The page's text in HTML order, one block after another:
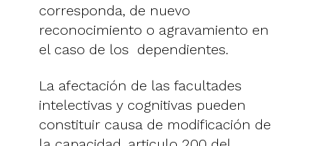
corresponda, de nuevo
reconocimiento o agravamiento en
el caso de los dependientes.
La afectación de las facultades
intelectivas y cognitivas pueden
constituir causa de modificación de